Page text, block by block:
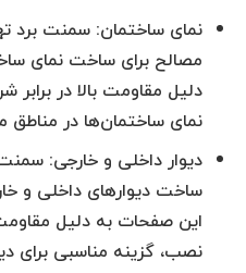
نمای ساختمان: سمنت برد
مصالح برای ساخت نمای
دلیل مقاومت بالا در برابر
نمای ساختمان‌ها در
دیوار داخلی و خارجی:
ساخت دیوارهای داخلی و
این صفحات به دلیل
نصب، گزینه مناسبی برای